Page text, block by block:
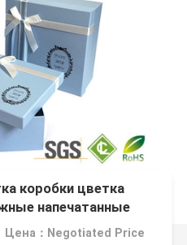
коробки цветка
напечатанные
Цена：Negotiated Price